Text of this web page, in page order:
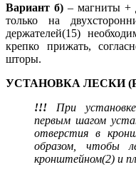
Вариант б) – магниты +
только на
держателей(15)
крепко прижать,
шторы.
УСТАНОВКА ЛЕСКИ
!!! При
первым шагом
отверстия в
образом, чтобы
кронштейном(2) и